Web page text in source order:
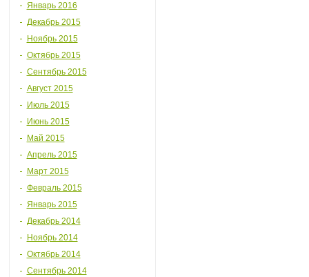
Январь 2016
Декабрь 2015
Ноябрь 2015
Октябрь 2015
Сентябрь 2015
Август 2015
Июль 2015
Июнь 2015
Май 2015
Апрель 2015
Март 2015
Февраль 2015
Январь 2015
Декабрь 2014
Ноябрь 2014
Октябрь 2014
Сентябрь 2014